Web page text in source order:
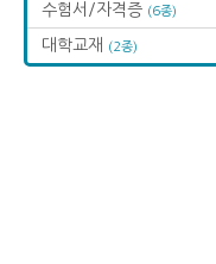
수험서/자격증 (6종)
대학교재 (2종)